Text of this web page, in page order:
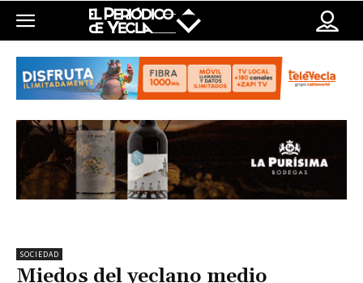
SOCIEDAD
Miedos del yeclano medio